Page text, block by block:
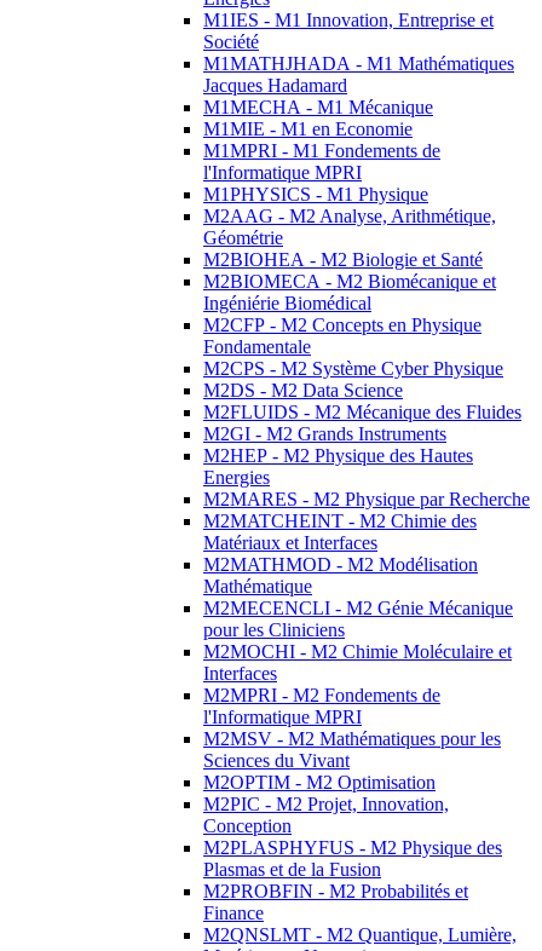
M1IES - M1 Innovation, Entreprise et
Société
M1MATHJHADA - M1 Mathématiques
Jacques Hadamard
M1MECHA - M1 Mécanique
M1MIE - M1 en Economie
M1MPRI - M1 Fondements de
l'Informatique MPRI
M1PHYSICS - M1 Physique
M2AAG - M2 Analyse, Arithmétique,
Géométrie
M2BIOHEA - M2 Biologie et Santé
M2BIOMECA - M2 Biomécanique et
Ingéniérie Biomédical
M2CFP - M2 Concepts en Physique
Fondamentale
M2CPS - M2 Système Cyber Physique
M2DS - M2 Data Science
M2FLUIDS - M2 Mécanique des Fluides
M2GI - M2 Grands Instruments
M2HEP - M2 Physique des Hautes
Energies
M2MARES - M2 Physique par Recherche
M2MATCHEINT - M2 Chimie des
Matériaux et Interfaces
M2MATHMOD - M2 Modélisation
Mathématique
M2MECENCLI - M2 Génie Mécanique
pour les Cliniciens
M2MOCHI - M2 Chimie Moléculaire et
Interfaces
M2MPRI - M2 Fondements de
l'Informatique MPRI
M2MSV - M2 Mathématiques pour les
Sciences du Vivant
M2OPTIM - M2 Optimisation
M2PIC - M2 Projet, Innovation,
Conception
M2PLASPHYFUS - M2 Physique des
Plasmas et de la Fusion
M2PROBFIN - M2 Probabilités et
Finance
M2QNSLMT - M2 Quantique, Lumière,